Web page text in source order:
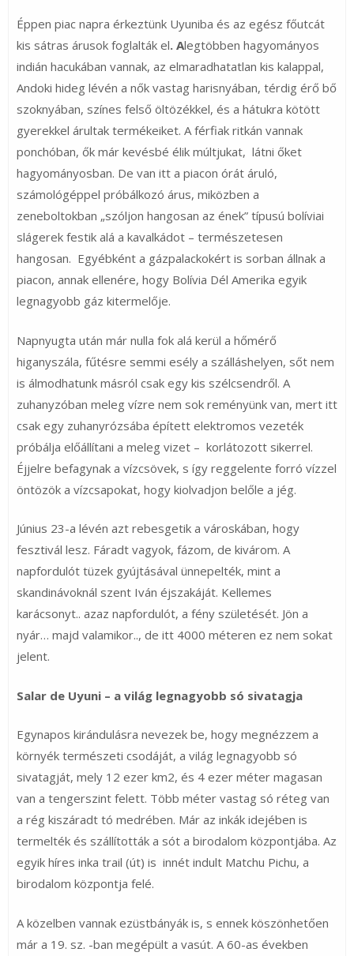
Éppen piac napra érkeztünk Uyuniba és az egész főutcát
kis sátras árusok foglalták el. Alegtöbben hagyományos
indián hacukában vannak, az elmaradhatatlan kis kalappal,
Andoki hideg lévén a nők vastag harisnyában, térdig érő bő
szoknyában, színes felső öltözékkel, és a hátukra kötött
gyerekkel árultak termékeiket. A férfiak ritkán vannak
ponchóban, ők már kevésbé élik múltjukat, látni őket
hagyományosban. De van itt a piacon órát áruló,
számológéppel próbálkozó árus, miközben a
zeneboltokban „szóljon hangosan az ének” típusú bolíviai
slágerek festik alá a kavalkádot – természetesen
hangosan. Egyébként a gázpalackokért is sorban állnak a
piacon, annak ellenére, hogy Bolívia Dél Amerika egyik
legnagyobb gáz kitermelője.
Napnyugta után már nulla fok alá kerül a hőmérő
higanyszála, fűtésre semmi esély a szálláshelyen, sőt nem
is álmodhatunk másról csak egy kis szélcsendről. A
zuhanyzóban meleg vízre nem sok reményünk van, mert itt
csak egy zuhanyrózsába épített elektromos vezeték
próbálja előállítani a meleg vizet – korlátozott sikerrel.
Éjjelre befagynak a vízcsövek, s így reggelente forró vízzel
öntözök a vízcsapokat, hogy kiolvadjon belőle a jég.
Június 23-a lévén azt rebesgetik a városkában, hogy
fesztivál lesz. Fáradt vagyok, fázom, de kivárom. A
napfordulót tüzek gyújtásával ünnepelték, mint a
skandinávoknál szent Iván éjszakáját. Kellemes
karácsonyt.. azaz napfordulót, a fény születését. Jön a
nyár… majd valamikor.., de itt 4000 méteren ez nem sokat
jelent.
Salar de Uyuni – a világ legnagyobb só sivatagja
Egynapos kirándulásra nevezek be, hogy megnézzem a
környék természeti csodáját, a világ legnagyobb só
sivatagját, mely 12 ezer km2, és 4 ezer méter magasan
van a tengerszint felett. Több méter vastag só réteg van
a rég kiszáradt tó medrében. Már az inkák idejében is
termelték és szállították a sót a birodalom központjába. Az
egyik híres inka trail (út) is innét indult Matchu Pichu, a
birodalom központja felé.
A közelben vannak ezüstbányák is, s ennek köszönhetően
már a 19. sz. -ban megépült a vasút. A 60-as években